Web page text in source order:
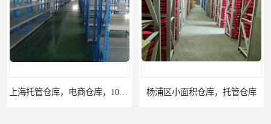
上海托管仓库，电商仓库，10平起租 杨浦区小面积仓库，托管仓库